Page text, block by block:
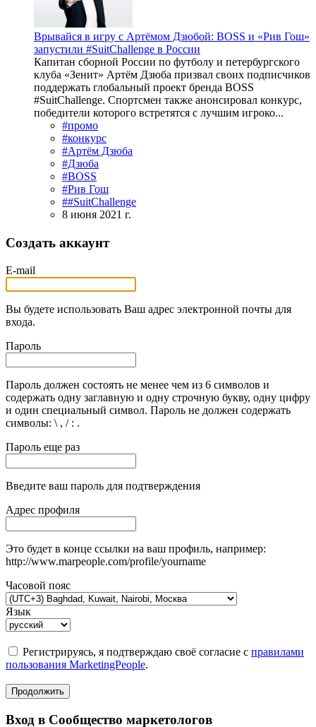
Врывайся в игру с Артёмом Дзюбой: BOSS и «Рив Гош»
запустили #SuitChallenge в России
Капитан сборной России по футболу и петербургского
клуба «Зенит» Артём Дзюба призвал своих подписчиков
поддержать глобальный проект бренда BOSS
#SuitChallenge. Спортсмен также анонсировал конкурс,
победители которого встретятся с лучшим игроко...
#промо
#конкурс
#Артём Дзюба
#Дзюба
#BOSS
#Рив Гош
##SuitChallenge
8 июня 2021 г.
Создать аккаунт
E-mail
Вы будете использовать Ваш адрес электронной почты для
входа.
Пароль
Пароль должен состоять не менее чем из 6 символов и
содержать одну заглавную и одну строчную букву, одну цифру
и один специальный символ. Пароль не должен содержать
символы: \ , / : .
Пароль еще раз
Введите ваш пароль для подтверждения
Адрес профиля
Это будет в конце ссылки на ваш профиль, например:
http://www.marpeople.com/profile/yourname
Часовой пояс
Язык
Регистрируясь, я подтверждаю своё согласие с правилами
пользования MarketingPeople.
Продолжить
Вход в Сообщество маркетологов